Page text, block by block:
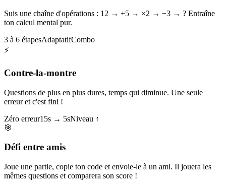
Suis une chaîne d'opérations : 12 → +5 → ×2 → −3 → ? Entraîne
ton calcul mental pur.
3 à 6 étapesAdaptatifCombo
⚡
Contre-la-montre
Questions de plus en plus dures, temps qui diminue. Une seule
erreur et c'est fini !
Zéro erreur15s → 5sNiveau ↑
🎯
Défi entre amis
Joue une partie, copie ton code et envoie-le à un ami. Il jouera les
mêmes questions et comparera son score !